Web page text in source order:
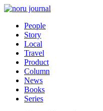
People
Story
Local
Travel
Product
Column
News
Books
Series